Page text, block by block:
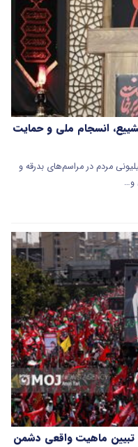
انسجام ملی و حمایت
مردم در مراسم‌های بدرقه و
و…
تبیین ماهیت واقعی دشمن